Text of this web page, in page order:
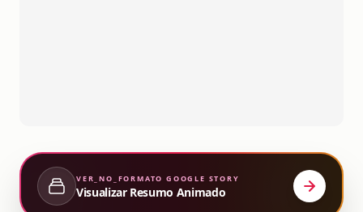
VER_NO_FORMATO GOOGLE STORY
Visualizar Resumo Animado